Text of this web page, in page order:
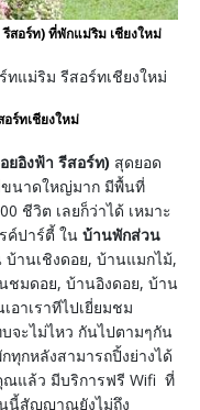
สอร์ท) ที่พักแม่ริม เชียงใหม่
ร์ทเชียงใหม่
ยอิงฟ้า รีสอร์ท) สุดยอด
นาดใหญ่มาก มีพื้นที่
ชีวิต เลยก็ว่าได้ เหมาะ
ค์ปาร์ตี้ ใน บ้านพักส่วน
บ้านเชิงดอย, บ้านแมกไม้,
มดอย, บ้านอิงดอย, บ้าน
อาเราทีไปเยี่ยมชม
จะไม่ไหว กันไปตามๆกัน
ทุกหลังสามารถปิ้งย่างได้
ณแล้ว มีบริการฟรี Wifi ที่
นนี้สัญญาณยังไม่ถึง